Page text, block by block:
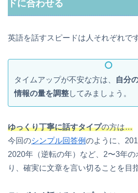
ドに合わせる
英語を話すスピードは人それぞれです
タイムアップが不安な方は、 自分
情報の量を調整してみましょう。
ゆっくり丁寧に話すタイプの方は…
今回のシンプル回答例のように、
2020年（逆転の年）など、2〜3年
り、確実に文章を言い切ることを目